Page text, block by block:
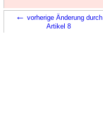
← vorherige Änderung durch
Artikel 8